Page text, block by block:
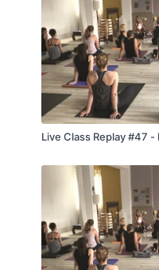
Live Class Replay #47 -